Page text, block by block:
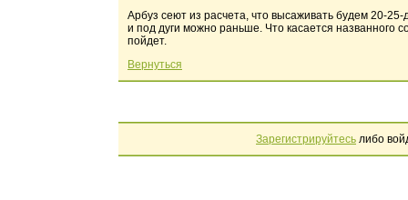
Арбуз сеют из расчета, что высаживать будем 20-
и под дуги можно раньше. Что касается названного
пойдет.
Вернуться
Зарегистрируйтесь либо